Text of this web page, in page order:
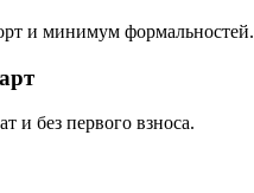
и минимум формальностей.
и без первого взноса.